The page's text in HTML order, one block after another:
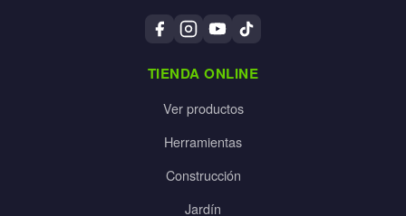
TIENDA ONLINE
Ver productos
Herramientas
Construcción
Jardín